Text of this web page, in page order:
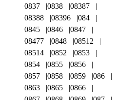
0837
0838
08387
08388
08396
084
0845
0846
0847
08477
0848
08512
08514
0852
0853
0854
0855
0856
0857
0858 0859
086
0863
0865
0866